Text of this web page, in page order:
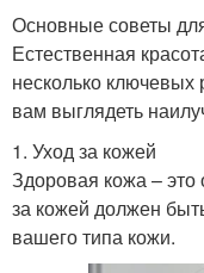
Основные советы
Естественная
несколько
вам выглядеть
1. Уход за кожей
Здоровая кожа – это
за кожей должен
вашего типа кожи.